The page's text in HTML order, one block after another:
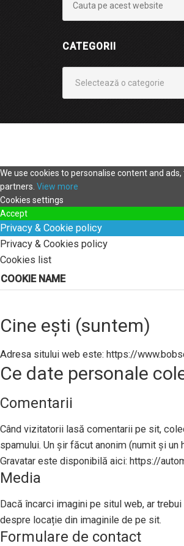
CATEGORII
We use cookies to personalise content and
partners. View more
Cookies settings
Accept
Privacy & Cookie policy
Privacy & Cookies policy
Cookies list
COOKIE NAME
Cine ești (suntem)
Adresa sitului web este: https://
Ce date personale
Comentarii
Când vizitatorii lasă comentarii pe sit,
spamului. Un șir făcut anonim (numit și
Gravatar este disponibilă aici: https://
Media
Dacă încarci imagini pe situl web, ar
despre locație din imaginile de pe sit.
Formulare de contact